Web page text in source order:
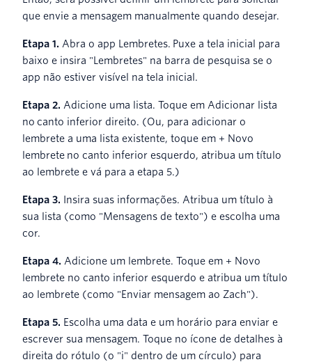
que envie a mensagem manualmente quando desejar.
Etapa 1. Abra o app Lembretes. Puxe a tela inicial para
baixo e insira "Lembretes" na barra de pesquisa se o
app não estiver visível na tela inicial.
Etapa 2. Adicione uma lista. Toque em Adicionar lista
no canto inferior direito. (Ou, para adicionar o
lembrete a uma lista existente, toque em + Novo
lembrete no canto inferior esquerdo, atribua um título
ao lembrete e vá para a etapa 5.)
Etapa 3.
Insira suas informações. Atribua um título à
sua lista (como "Mensagens de texto") e escolha uma
cor.
Etapa 4. Adicione um lembrete. Toque em + Novo
lembrete no canto inferior esquerdo e atribua um título
ao lembrete (como "Enviar mensagem ao Zach").
Etapa 5. Escolha uma data e um horário para enviar e
escrever sua mensagem. Toque no ícone de detalhes à
direita do rótulo (o "i" dentro de um círculo) para